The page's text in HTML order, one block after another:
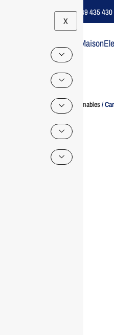
Support B2B Dédié | 06 49 435 430
X
Home /Consommables/